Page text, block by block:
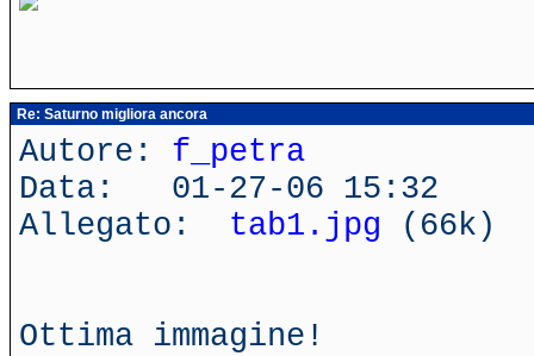
Re: Saturno migliora ancora
Autore: f_petra
Data: 01-27-06 15:32
Allegato: tab1.jpg (66k)
Ottima immagine!